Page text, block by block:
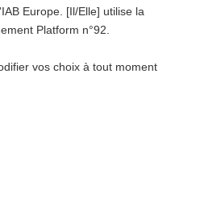
Europe. [Il/Elle] utilise la
Platform n°92.
vos choix à tout moment